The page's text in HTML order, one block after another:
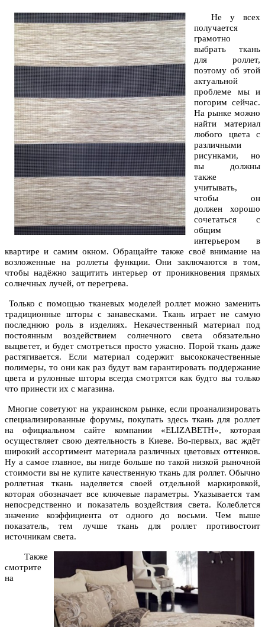
Не у всех
получается
грамотно
выбрать ткань
для роллет,
поэтому об этой
актуальной
проблеме мы и
погорим сейчас.
На рынке можно
найти материал
любого цвета с
различными
рисунками, но
вы должны
также
учитывать,
чтобы он
должен хорошо
сочетаться с
общим
интерьером в
квартире и самим окном. Обращайте также своё внимание на
возложенные на роллеты функции. Они заключаются в том,
чтобы надёжно защитить интерьер от проникновения прямых
солнечных лучей, от перегрева.
Только с помощью тканевых моделей роллет можно заменить
традиционные шторы с занавесками. Ткань играет не самую
последнюю роль в изделиях. Некачественный материал под
постоянным воздействием солнечного света обязательно
выцветет, и будет смотреться просто ужасно. Порой ткань даже
растягивается. Если материал содержит высококачественные
полимеры, то они как раз будут вам гарантировать поддержание
цвета и рулонные шторы всегда смотрятся как будто вы только
что принести их с магазина.
Многие советуют на украинском рынке, если проанализировать
специализированные форумы, покупать здесь ткань для роллет
на официальном сайте компании «ELIZABETH», которая
осуществляет свою деятельность в Киеве. Во-первых, вас ждёт
широкий ассортимент материала различных цветовых оттенков.
Ну а самое главное, вы нигде больше по такой низкой рыночной
стоимости вы не купите качественную ткань для роллет. Обычно
роллетная ткань наделяется своей отдельной маркировкой,
которая обозначает все ключевые параметры. Указывается там
непосредственно и показатель воздействия света. Колеблется
значение коэффициента от одного до восьми. Чем выше
показатель, тем лучше ткань для роллет противостоит
источникам света.
Также
смотрите
на